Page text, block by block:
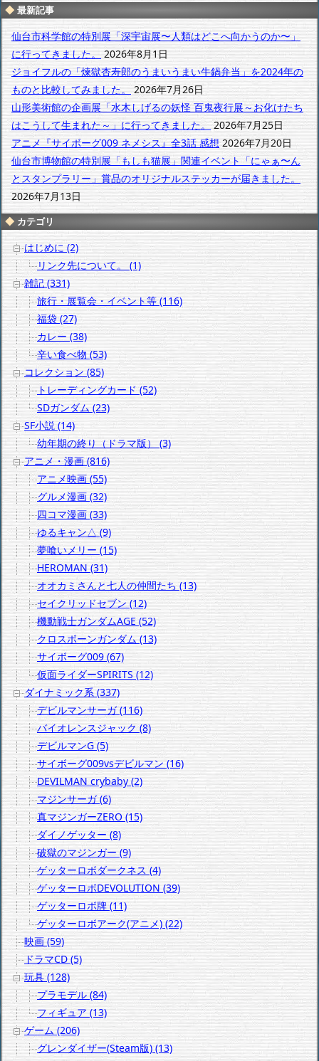
ア
ー
カ
イ
ブ
最新記事
仙台市科学館の特別展「深宇宙展〜人類はどこへ向かうのか〜」
に行ってきました。
2026年8月1日
ジョイフルの「煉獄杏寿郎のうまいうまい牛鍋弁当」を2024年の
ものと比較してみました。 2026年7月26日
山形美術館の企画展「水木しげるの妖怪 百鬼夜行展～お化けたち
はこうして生まれた～」に行ってきました。 2026年7月25日
アニメ『サイボーグ009 ネメシス』全3話 感想 2026年7月20日
仙台市博物館の特別展「もしも猫展」関連イベント「にゃぁ〜ん
とスタンプラリー」賞品のオリジナルステッカーが届きました。
2026年7月13日
カテゴリ
はじめに (2)
リンク先について。 (1)
雑記 (331)
旅行・展覧会・イベント等 (116)
福袋 (27)
カレー (38)
辛い食べ物 (53)
コレクション (85)
トレーディングカード (52)
SDガンダム (23)
SF小説 (14)
幼年期の終り（ドラマ版） (3)
アニメ・漫画 (816)
アニメ映画 (55)
グルメ漫画 (32)
四コマ漫画 (33)
ゆるキャン△ (9)
夢喰いメリー (15)
HEROMAN (31)
オオカミさんと七人の仲間たち (13)
セイクリッドセブン (12)
機動戦士ガンダムAGE (52)
クロスボーンガンダム (13)
サイボーグ009 (67)
仮面ライダーSPIRITS (12)
ダイナミック系 (337)
デビルマンサーガ (116)
バイオレンスジャック (8)
デビルマンG (5)
サイボーグ009vsデビルマン (16)
DEVILMAN crybaby (2)
マジンサーガ (6)
真マジンガーZERO (15)
ダイノゲッター (8)
破獄のマジンガー (9)
ゲッターロボダークネス (4)
ゲッターロボDEVOLUTION (39)
ゲッターロボ牌 (11)
ゲッターロボアーク(アニメ) (22)
映画 (59)
ドラマCD (5)
玩具 (128)
プラモデル (84)
フィギュア (13)
ゲーム (206)
グレンダイザー(Steam版) (13)